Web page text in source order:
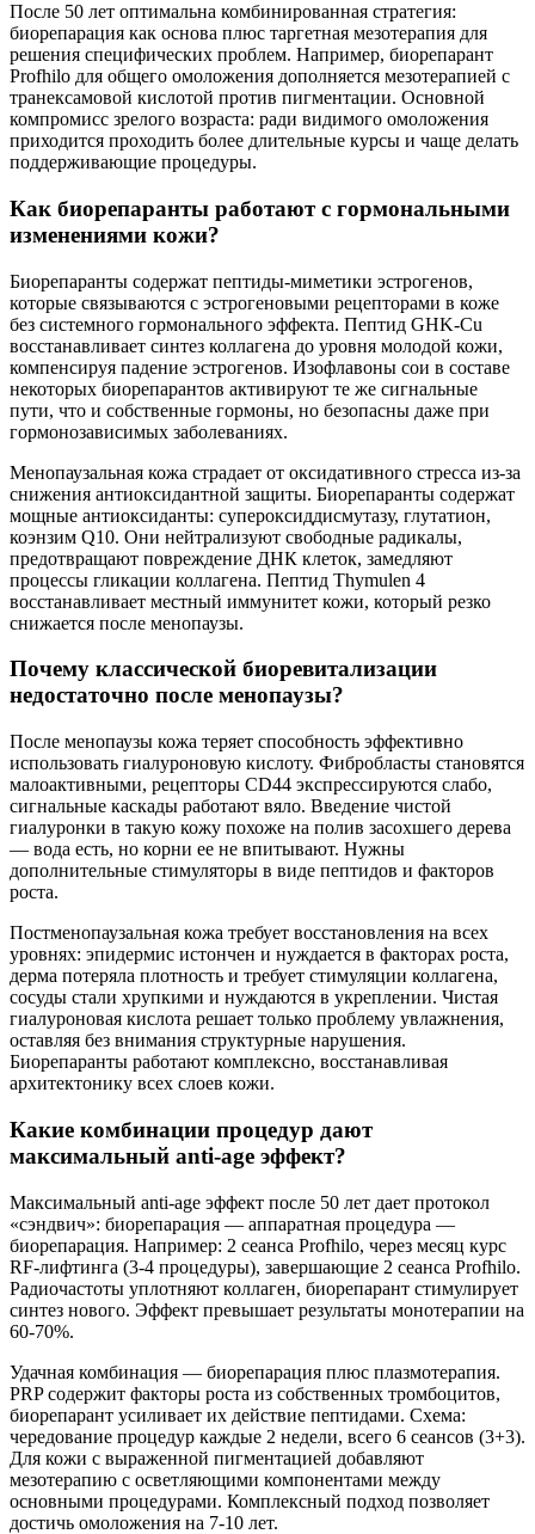
После 50 лет оптимальна комбинированная стратегия:
биорепарация как основа плюс таргетная мезотерапия для
решения специфических проблем. Например, биорепарант
Profhilo для общего омоложения дополняется мезотерапией с
транексамовой кислотой против пигментации. Основной
компромисс зрелого возраста: ради видимого омоложения
приходится проходить более длительные курсы и чаще делать
поддерживающие процедуры.
Как биорепаранты работают с гормональными
изменениями кожи?
Биорепаранты содержат пептиды-миметики эстрогенов,
которые связываются с эстрогеновыми рецепторами в коже
без системного гормонального эффекта. Пептид GHK-Cu
восстанавливает синтез коллагена до уровня молодой кожи,
компенсируя падение эстрогенов. Изофлавоны сои в составе
некоторых биорепарантов активируют те же сигнальные
пути, что и собственные гормоны, но безопасны даже при
гормонозависимых заболеваниях.
Менопаузальная кожа страдает от оксидативного стресса из-за
снижения антиоксидантной защиты. Биорепаранты содержат
мощные антиоксиданты: супероксиддисмутазу, глутатион,
коэнзим Q10. Они нейтрализуют свободные радикалы,
предотвращают повреждение ДНК клеток, замедляют
процессы гликации коллагена. Пептид Thymulen 4
восстанавливает местный иммунитет кожи, который резко
снижается после менопаузы.
Почему классической биоревитализации
недостаточно после менопаузы?
После менопаузы кожа теряет способность эффективно
использовать гиалуроновую кислоту. Фибробласты становятся
малоактивными, рецепторы CD44 экспрессируются слабо,
сигнальные каскады работают вяло. Введение чистой
гиалуронки в такую кожу похоже на полив засохшего дерева
— вода есть, но корни ее не впитывают. Нужны
дополнительные стимуляторы в виде пептидов и факторов
роста.
Постменопаузальная кожа требует восстановления на всех
уровнях: эпидермис истончен и нуждается в факторах роста,
дерма потеряла плотность и требует стимуляции коллагена,
сосуды стали хрупкими и нуждаются в укреплении. Чистая
гиалуроновая кислота решает только проблему увлажнения,
оставляя без внимания структурные нарушения.
Биорепаранты работают комплексно, восстанавливая
архитектонику всех слоев кожи.
Какие комбинации процедур дают
максимальный anti-age эффект?
Максимальный anti-age эффект после 50 лет дает протокол
«сэндвич»: биорепарация — аппаратная процедура —
биорепарация. Например: 2 сеанса Profhilo, через месяц курс
RF-лифтинга (3-4 процедуры), завершающие 2 сеанса Profhilo.
Радиочастоты уплотняют коллаген, биорепарант стимулирует
синтез нового. Эффект превышает результаты монотерапии на
60-70%.
Удачная комбинация — биорепарация плюс плазмотерапия.
PRP содержит факторы роста из собственных тромбоцитов,
биорепарант усиливает их действие пептидами. Схема:
чередование процедур каждые 2 недели, всего 6 сеансов (3+3).
Для кожи с выраженной пигментацией добавляют
мезотерапию с осветляющими компонентами между
основными процедурами. Комплексный подход позволяет
достичь омоложения на 7-10 лет.